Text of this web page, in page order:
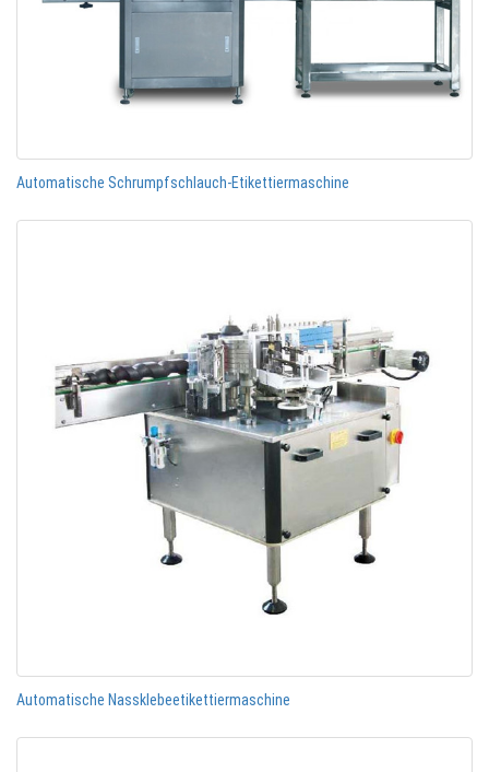
Automatische Schrumpfschlauch-Etikettiermaschine
Automatische Nassklebeetikettiermaschine